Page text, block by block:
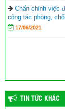
huyện Vĩnh Thuận
Thư của Chủ
dịp khai giảng năm
Chấn chỉnh việc
công tác phòng,
17/06/2021
TIN TỨC KHÁC